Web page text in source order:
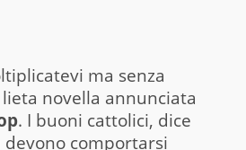
ma senza
novella annunciata
. I buoni cattolici, dice
devono comportarsi